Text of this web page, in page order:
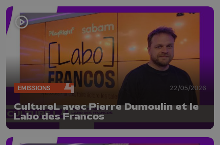
ÉMISSIONS 22/05/2026
CultureL avec Pierre Dumoulin et le
Labo des Francos